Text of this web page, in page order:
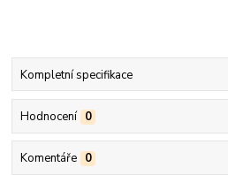
Kompletní specifikace
Hodnocení 0
Komentáře 0